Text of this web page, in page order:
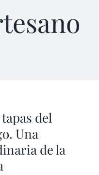
del
Una
de la